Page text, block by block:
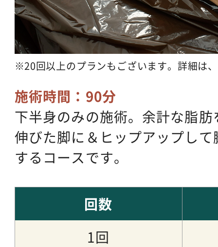
20回以上のプランもございます。詳細は
施術時間：90分
下半身のみの施術。余計な脂
伸びた脚に＆ヒップアップし
するコースです。
回数
1回